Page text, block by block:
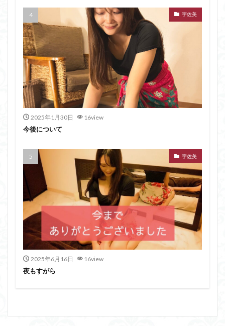
宇佐美
2025年1月30日 16view
今後について
宇佐美
2025年6月16日 16view
夜もすがら